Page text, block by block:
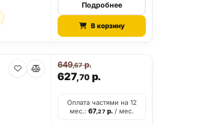
Подробнее
В корзину
627,70р.
649,67р.
Оплата частями на 12
мес.:67,27 р./ мес.